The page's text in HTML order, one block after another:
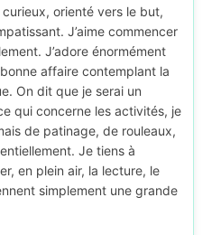
orienté vers le but,
J’aime commencer
J’adore énormément
affaire contemplant la
On dit que je serai un
qui concerne les activités, je
de patinage, de rouleaux,
Je tiens à
en plein air, la lecture, le
simplement une grande